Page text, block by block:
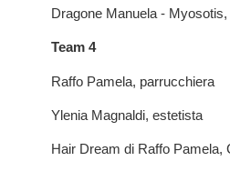
Dragone Manuela -
Team 4
Raffo Pamela, parrucchiera
Ylenia Magnaldi, estetista
Hair Dream di Raffo Pamela,